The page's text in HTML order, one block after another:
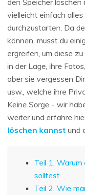
vielleicht einfach
durchzustarten. Da
können, musst du
ergreifen, um diese
in der Lage, ihre
aber sie vergessen
usw., welche ihre
Keine Sorge - wir
weiter und erfahre
löschen kannst und
Teil 1. Warum
solltest
Teil 2. Wie